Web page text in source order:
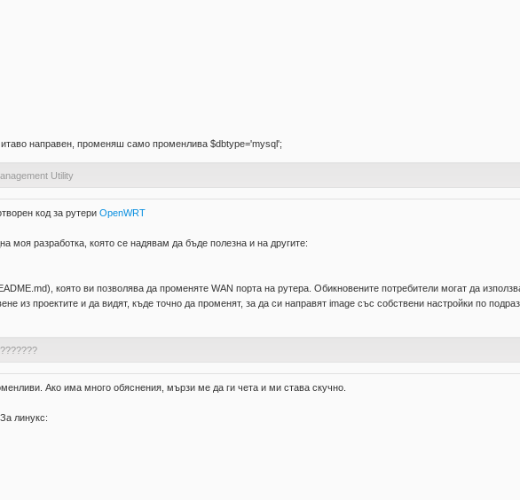
направен, променяш само променлива $dbtype='mysql';
Utility
код за рутери OpenWRT
разработка, която се надявам да бъде полезна и на другите:
която ви позволява да променяте WAN порта на рутера. Обикновените потребители могат да
из проектите и да видят, къде точно да променят, за да си направят image със собствени настройки по
Ако има много обяснения, мързи ме да ги чета и ми става скучно.
линукс: